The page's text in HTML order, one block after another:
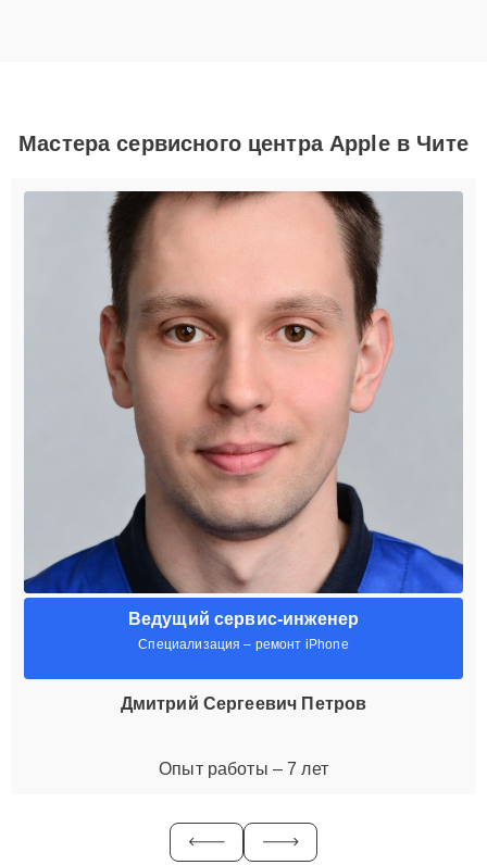
Мастера сервисного центра Apple в Чите
Ведущий сервис-инженер
Специализация – ремонт iPhone
Дмитрий Сергеевич Петров
Опыт работы – 7 лет